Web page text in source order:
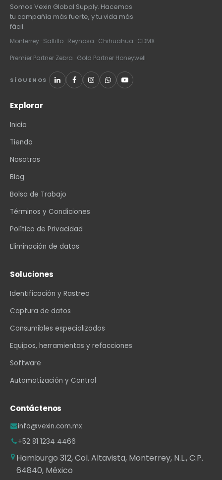
Somos Vexin Global Supply. Hacemos
tu compañía más fuerte, y tu vida más
fácil.
Monterrey · Saltillo · Reynosa · Chihuahua · CDMX
Premier Partner Zebra · Gold Partner Honeywell
SÍGUENOS
Explorar
Inicio
Tienda
Nosotros
Blog
Bolsa de Trabajo
Términos y Condiciones
Política de Privacidad
Eliminación de datos
Soluciones
Identificación y Rastreo
Captura de datos
Consumibles especializados
Equipos, herramientas y refacciones
Software
Automatización y Control
Contáctenos
info@vexin.com.mx
+52 81 1234 4466
Hamburgo 312, Col. Altavista, Monterrey, N.L., C.P.
64840, México